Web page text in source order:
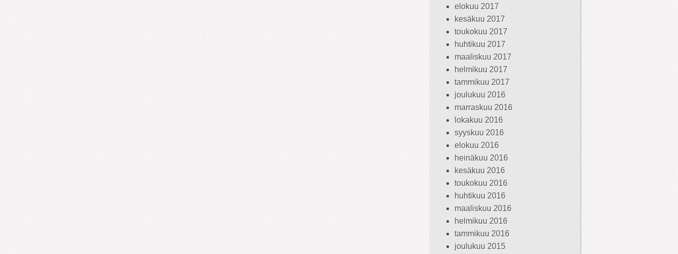
elokuu 2017
kesäkuu 2017
toukokuu 2017
huhtikuu 2017
maaliskuu 2017
helmikuu 2017
tammikuu 2017
joulukuu 2016
marraskuu 2016
lokakuu 2016
syyskuu 2016
elokuu 2016
heinäkuu 2016
kesäkuu 2016
toukokuu 2016
huhtikuu 2016
maaliskuu 2016
helmikuu 2016
tammikuu 2016
joulukuu 2015